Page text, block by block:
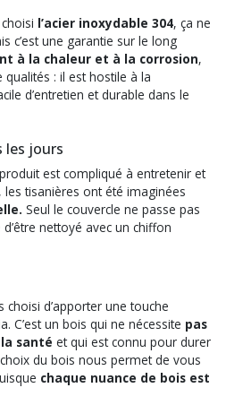
l’acier inoxydable 304, ça ne
c’est une garantie sur le long
à la chaleur et à la corrosion,
qualités : il est hostile à la
d’entretien et durable dans le
les jours
est compliqué à entretenir et
les tisanières ont été imaginées
Seul le couvercle ne passe pas
nettoyé avec un chiffon
d’apporter une touche
C’est un bois qui ne nécessite pas
santé et qui est connu pour durer
du bois nous permet de vous
chaque nuance de bois est